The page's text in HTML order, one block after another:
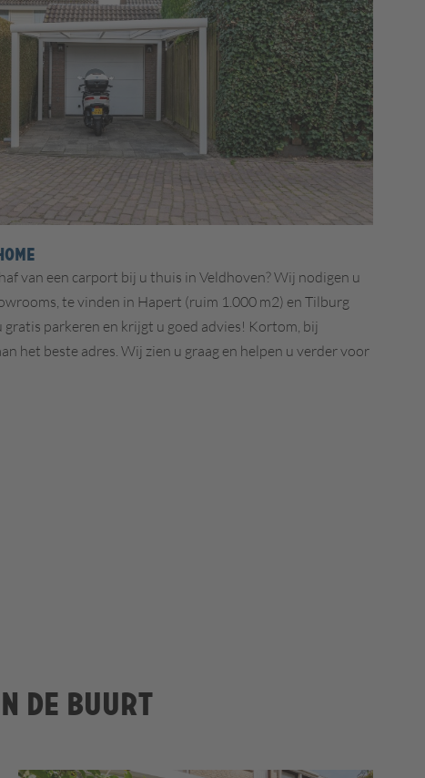
van een carport bij u thuis in Veldhoven?Wij nodigen u
te vinden in Hapert (ruim 1.000 m2) en Tilburg
parkeren en krijgt u goed advies! Kortom, bij
het beste adres. Wij zien u graag en helpen u verder voor
de buurt